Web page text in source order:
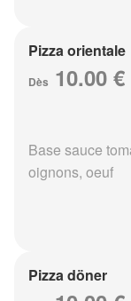
Pizza orientale
Dès 10.00 €
Base sauce
oignons, oeuf
Pizza döner